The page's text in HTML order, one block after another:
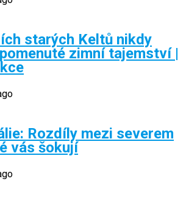
starých Keltů nikdy
zimní tajemství |
Rozdíly mezi severem
vás šokují